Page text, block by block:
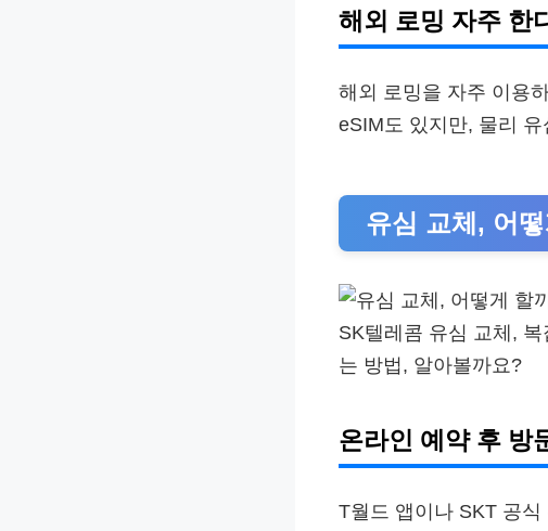
해외 로밍 자주 한
해외 로밍을 자주 이용
eSIM도 있지만, 물리
유심 교체, 어
SK텔레콤 유심 교체,
는 방법, 알아볼까요?
온라인 예약 후 방
T월드 앱이나 SKT 공식